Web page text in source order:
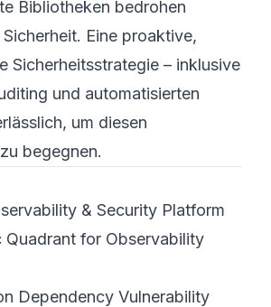
Bibliotheken bedrohen
Eine proaktive,
Sicherheitsstrategie – inklusive
und automatisierten
um diesen
begegnen.
& Security Platform
Quadrant for Observability
Dependency Vulnerability